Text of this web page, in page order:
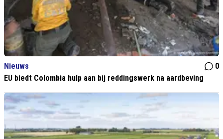
Nieuws
0
EU biedt Colombia hulp aan bij reddingswerk na aardbeving